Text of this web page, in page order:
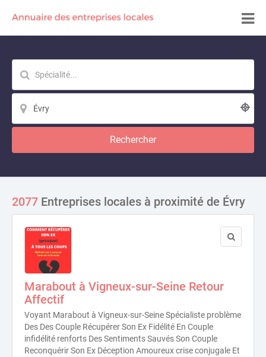
Rechercher
2077 Entreprises locales à proximité de Évry
Marabout à Vigneux-sur-Seine Retour
Affectif
Voyant Marabout à Vigneux-sur-Seine Spécialiste problème
Des Des Couple Récupérer Son Ex Fidélité En Couple
infidélité renforts Des Sentiments Sauvés Son Couple
Reconquérir Son Ex Déception Amoureux crise conjugale Et